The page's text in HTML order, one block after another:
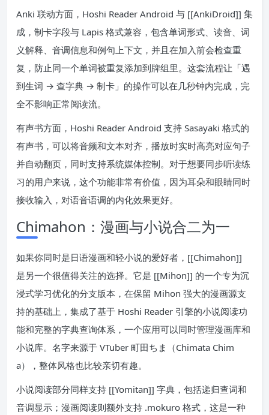
Anki 联动方面，Hoshi Reader Android 与 [[AnkiDroid]] 集
成，制卡字段与 Lapis 格式兼容，包含单词形式、读音、词
义解释、音调信息和例句上下文，并且在加入前会检查重
复，防止同一个单词被重复添加到牌组里。这套流程让「遇
到生词 → 查字典 → 制卡」的操作可以在几秒钟内完成，完
全不影响正常阅读流。
有声书方面，Hoshi Reader Android 支持 Sasayaki 格式的
有声书，可以将音频和文本对齐，播放时实时高亮对应句子
并自动翻页，同时支持系统媒体控制。对于想要同步听读练
习的用户来说，这个功能非常有价值，因为耳朵和眼睛同时
接收输入，对语音语调的内化效果更好。
Chimahon：漫画与小说合二为一
如果你同时是日语漫画和轻小说的爱好者，[[Chimahon]]
是另一个很值得关注的选择。它是 [[Mihon]] 的一个专为沉
浸式学习优化的分支版本，在保留 Mihon 强大的漫画源支
持的基础上，集成了基于 Hoshi Reader 引擎的小说阅读功
能和完整的字典查询体系，一个应用可以同时管理漫画库和
小说库。名字来源于 VTuber 町田ちま（Chimata Chim
a），整体风格也比较亲切有趣。
小说阅读部分同样支持 [[Yomitan]] 字典，包括递归查词和
音调显示；漫画阅读则额外支持 .mokuro 格式，这是一种